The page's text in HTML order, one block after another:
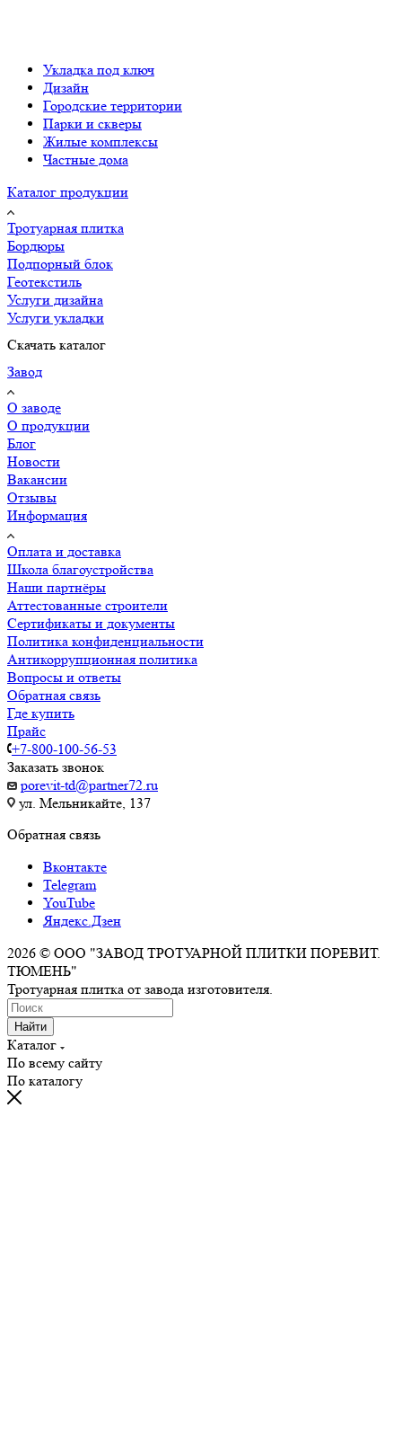
Укладка под ключ
Дизайн
Городские территории
Парки и скверы
Жилые комплексы
Частные дома
Каталог продукции
Тротуарная плитка
Бордюры
Подпорный блок
Геотекстиль
Услуги дизайна
Услуги укладки
Скачать каталог
Завод
О заводе
О продукции
Блог
Новости
Вакансии
Отзывы
Информация
Оплата и доставка
Школа благоустройства
Наши партнёры
Аттестованные строители
Сертификаты и документы
Политика конфиденциальности
Антикоррупционная политика
Вопросы и ответы
Обратная связь
Где купить
Прайс
+7-800-100-56-53
Заказать звонок
porevit-td@partner72.ru
ул. Мельникайте, 137
Обратная связь
Вконтакте
Telegram
YouTube
Яндекс.Дзен
2026 © ООО "ЗАВОД ТРОТУАРНОЙ ПЛИТКИ ПОРЕВИТ.
ТЮМЕНЬ"
Тротуарная плитка от завода изготовителя.
Найти
Каталог
По всему сайту
По каталогу